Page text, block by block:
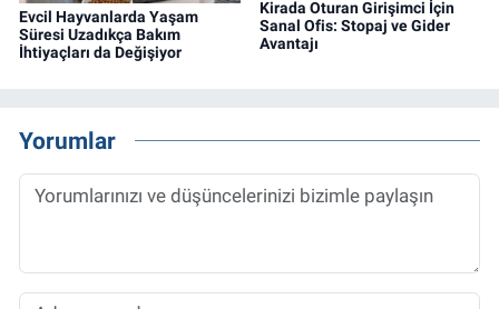
Evcil Hayvanlarda Yaşam
Süresi Uzadıkça Bakım
İhtiyaçları da Değişiyor
Kirada Oturan Girişimci İçin
Sanal Ofis: Stopaj ve Gider
Avantajı
Yorumlar